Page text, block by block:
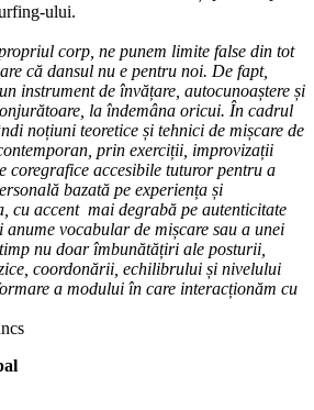
ului.
corp, ne punem limite false din tot
că dansul nu e pentru noi. De fapt,
instrument de învățare, autocunoaștere și
la îndemâna oricui. În cadrul
noțiuni teoretice și tehnici de mișcare de
prin exerciții, improvizații
coregrafice accesibile tuturor pentru a
bazată pe experiența și
cu accent mai degrabă pe autenticitate
anume vocabular de mișcare sau a unei
nu doar îmbunătățiri ale posturii,
coordonării, echilibrului și nivelului
a modului în care interacționăm cu